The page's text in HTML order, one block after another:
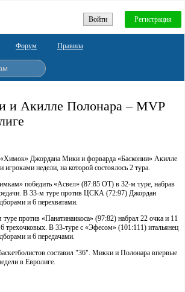
Войти Регистрация
Форум Правила
и Акилле Полонара – MVP
«Химок» Джордана Мики и форварда «Басконии» Акилле
недели, на которой состоялось 2 тура.
победить «Асвел» (87:85 ОТ) в 32-м туре, набрав
В 33-м туре против ЦСКА (72:97) Джордан
и 6 перехватами.
против «Панатинаикоса» (97:82) набрал 22 очка и 11
трехочковых. В 33-туре с «Эфесом» (101:111) итальянец
и 6 передачами.
составил "36". Микки и Полонара впервые
в Евролиге.